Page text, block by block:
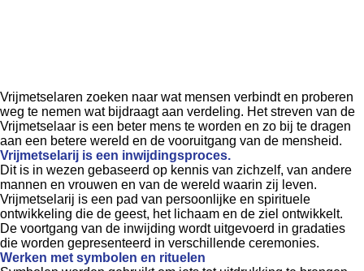
Vrijmetselaren zoeken naar wat mensen verbindt en proberen
weg te nemen wat bijdraagt aan verdeling. Het streven van de
Vrijmetselaar is een beter mens te worden en zo bij te dragen
aan een betere wereld en de vooruitgang van de mensheid.
Vrijmetselarij is een inwijdingsproces.
Dit is in wezen gebaseerd op kennis van zichzelf, van andere
mannen en vrouwen en van de wereld waarin zij leven.
Vrijmetselarij is een pad van persoonlijke en spirituele
ontwikkeling die de geest, het lichaam en de ziel ontwikkelt.
De voortgang van de inwijding wordt uitgevoerd in gradaties
die worden gepresenteerd in verschillende ceremonies.
Werken met symbolen en rituelen